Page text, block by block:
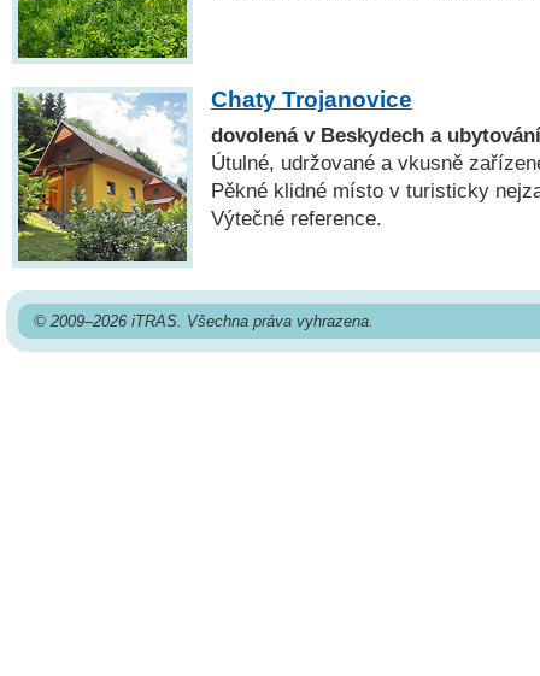
Chaty Trojanovice
dovolená v Beskydech a
Útulné, udržované a vkusně
Pěkné klidné místo v turisticky
Výtečné reference.
© 2009–2026 iTRAS. Všechna práva vyhrazena.